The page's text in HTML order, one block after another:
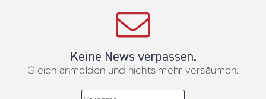
Keine News verpassen.
Gleich anmelden und nichts mehr versäumen.